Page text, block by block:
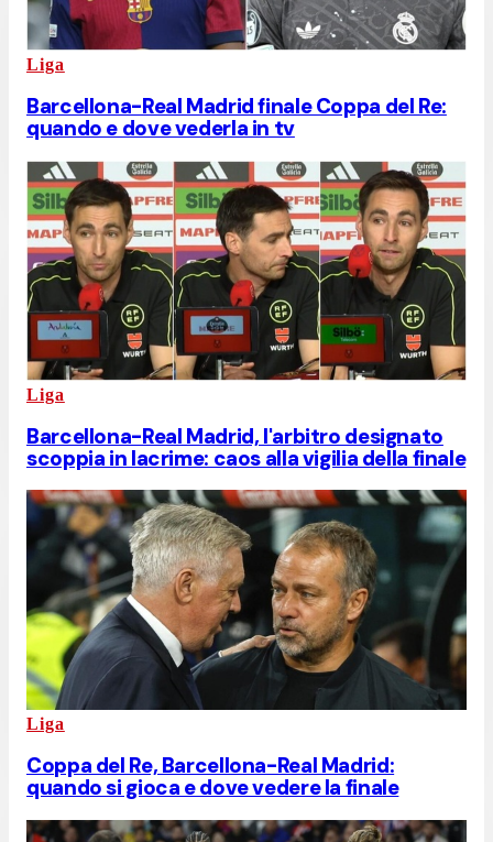
Liga
Barcellona-Real Madrid finale Coppa del Re:
quando e dove vederla in tv
Liga
Barcellona-Real Madrid, l'arbitro designato
scoppia in lacrime: caos alla vigilia della finale
Liga
Coppa del Re, Barcellona-Real Madrid:
quando si gioca e dove vedere la finale